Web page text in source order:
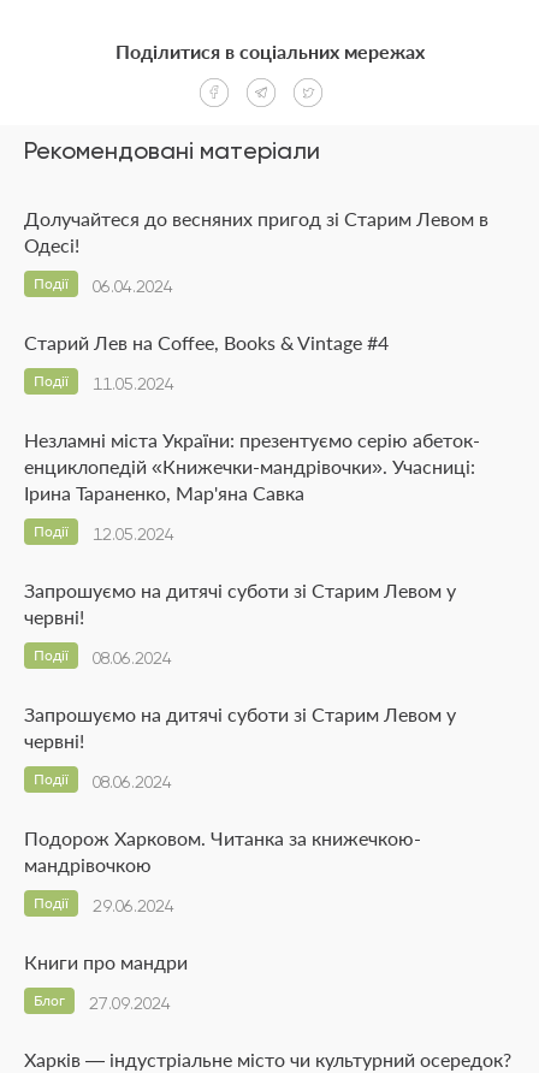
Рекомендовані матеріали
Долучайтеся до весняних пригод зі Старим Левом в
Одесі!
06.04.2024
Події
Старий Лев на Coffee, Books & Vintage #4
11.05.2024
Події
Незламні міста України: презентуємо серію абеток-
енциклопедій «Книжечки-мандрівочки». Учасниці:
Ірина Тараненко, Мар'яна Савка
12.05.2024
Події
Запрошуємо на дитячі суботи зі Старим Левом у
червні!
08.06.2024
Події
Запрошуємо на дитячі суботи зі Старим Левом у
червні!
08.06.2024
Події
Подорож Харковом. Читанка за книжечкою-
мандрівочкою
29.06.2024
Події
Книги про мандри
27.09.2024
Блог
Харків — індустріальне місто чи культурний осередок?
Поділитися в соціальних мережах